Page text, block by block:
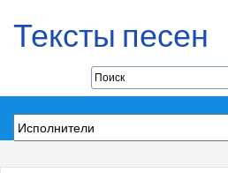
Тексты песен